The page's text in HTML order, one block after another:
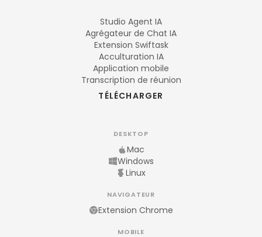
Studio Agent IA
Agrégateur de Chat IA
Extension Swiftask
Acculturation IA
Application mobile
Transcription de réunion
TÉLÉCHARGER
DESKTOP
Mac
Windows
Linux
NAVIGATEUR
Extension Chrome
MOBILE